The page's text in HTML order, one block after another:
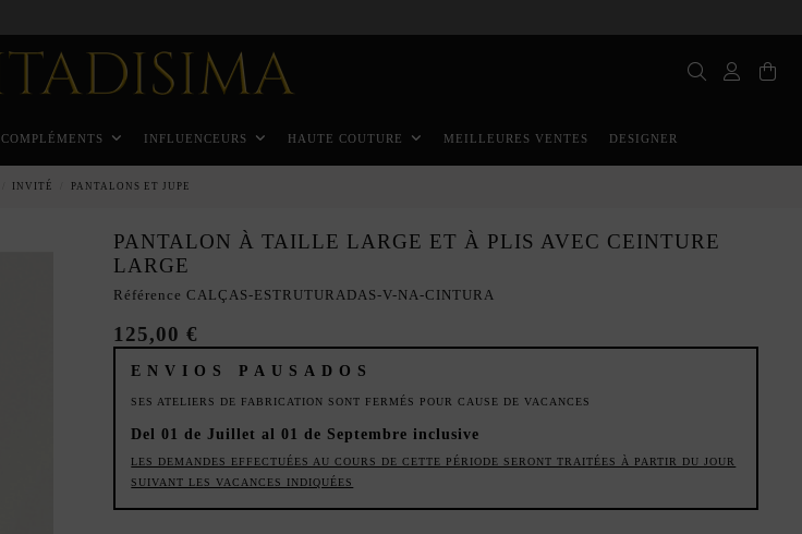
COMPLÉMENTS INFLUENCEURS HAUTE COUTURE MEILLEURES VENTES DESIGNER
INVITÉ PANTALONS ET JUPE
PANTALON À TAILLE LARGE ET À PLIS AVEC CEINTURE
LARGE
Référence CALÇAS-ESTRUTURADAS-V-NA-CINTURA
125,00 €
ENVIOS PAUSADOS
SES ATELIERS DE FABRICATION SONT FERMÉS POUR CAUSE DE VACANCES
Del 01 de Juillet al 01 de Septembre inclusive
LES DEMANDES EFFECTUÉES AU COURS DE CETTE PÉRIODE SERONT TRAITÉES À PARTIR DU JOUR
SUIVANT LES VACANCES INDIQUÉES